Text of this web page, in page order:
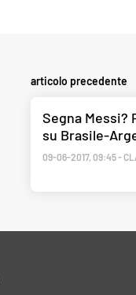
articolo precedente
Segna Messi?
su Brasile-
09-06-2017, 09:45-